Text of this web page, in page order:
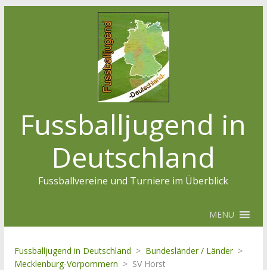
Fussballjugend in
Deutschland
Fussballvereine und Turniere im Überblick
MENU
Fussballjugend in Deutschland > Bundesländer / Länder >
Mecklenburg-Vorpommern > SV Horst